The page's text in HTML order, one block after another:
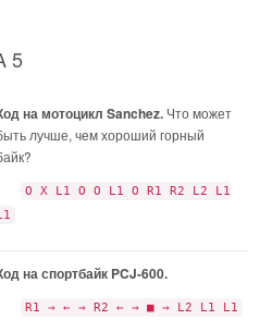
5
на мотоцикл Sanchez. Что может
лучше, чем хороший горный
O X L1 O O L1 O R1 R2 L2 L1
на спортбайк PCJ-600.
R1 → ← → R2 ← → ■ → L2 L1 L1